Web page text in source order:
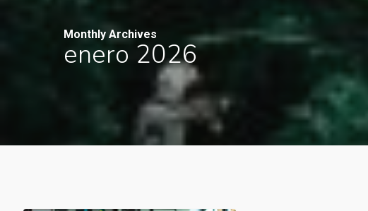
Monthly Archives
enero 2026